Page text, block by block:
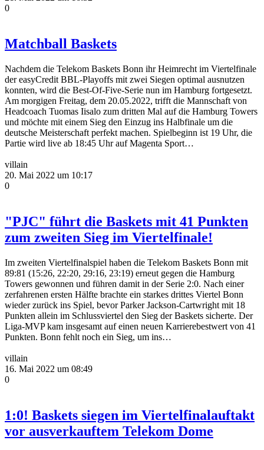
0
Matchball Baskets
Nachdem die Telekom Baskets Bonn ihr Heimrecht im Viertelfinale
der easyCredit BBL-Playoffs mit zwei Siegen optimal ausnutzen
konnten, wird die Best-Of-Five-Serie nun im Hamburg fortgesetzt.
Am morgigen Freitag, dem 20.05.2022, trifft die Mannschaft von
Headcoach Tuomas Iisalo zum dritten Mal auf die Hamburg Towers
und möchte mit einem Sieg den Einzug ins Halbfinale um die
deutsche Meisterschaft perfekt machen. Spielbeginn ist 19 Uhr, die
Partie wird live ab 18:45 Uhr auf Magenta Sport…
villain
20. Mai 2022 um 10:17
0
"PJC" führt die Baskets mit 41 Punkten
zum zweiten Sieg im Viertelfinale!
Im zweiten Viertelfinalspiel haben die Telekom Baskets Bonn mit
89:81 (15:26, 22:20, 29:16, 23:19) erneut gegen die Hamburg
Towers gewonnen und führen damit in der Serie 2:0. Nach einer
zerfahrenen ersten Hälfte brachte ein starkes drittes Viertel Bonn
wieder zurück ins Spiel, bevor Parker Jackson-Cartwright mit 18
Punkten allein im Schlussviertel den Sieg der Baskets sicherte. Der
Liga-MVP kam insgesamt auf einen neuen Karrierebestwert von 41
Punkten. Bonn fehlt noch ein Sieg, um ins…
villain
16. Mai 2022 um 08:49
0
1:0! Baskets siegen im Viertelfinalauftakt
vor ausverkauftem Telekom Dome